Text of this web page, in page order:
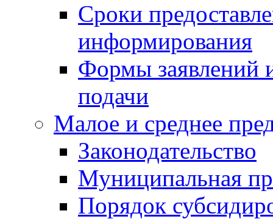
Сроки
информирования
Формы заявлений
подачи
Малое и среднее
Законодательство
Муниципальная
Порядок